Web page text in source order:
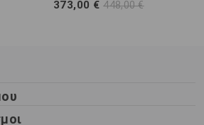
373,00 €448,00 €